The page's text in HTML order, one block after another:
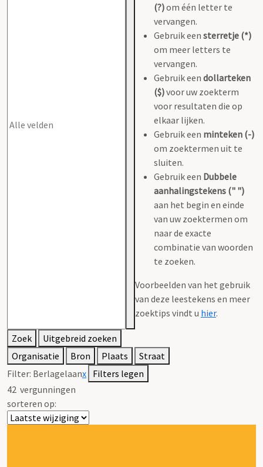
(?)om één letter te
vervangen.
Gebruik een sterretje (*)
om meer letters te
vervangen.
Gebruik een dollarteken
($)voor uw zoekterm
voor resultaten die op
elkaar lijken.
Gebruik een minteken (-)
om zoektermen uit te
sluiten.
Gebruik een Dubbele
aanhalingstekens (" ")
aan het begin en einde
van uw zoektermen om
naar de exacte
combinatie van woorden
te zoeken.
Voorbeelden van het gebruik
van deze leestekens en meer
zoektips vindt u hier.
Zoek
Uitgebreid zoeken
Organisatie
Bron Plaats
Straat
Filter: Berlagelaanx Filters legen
42 vergunningen
sorteren op: